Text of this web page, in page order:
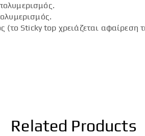
Sticky top χρειάζεται αφαίρεση
Related Products